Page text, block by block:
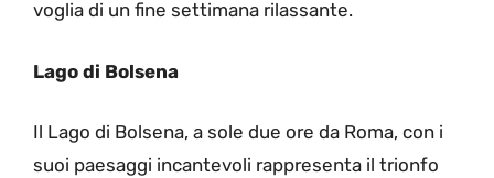
voglia di un fine settimana rilassante.
Lago di Bolsena
Il Lago di Bolsena, a sole due ore da Roma, con i
suoi paesaggi incantevoli rappresenta il trionfo